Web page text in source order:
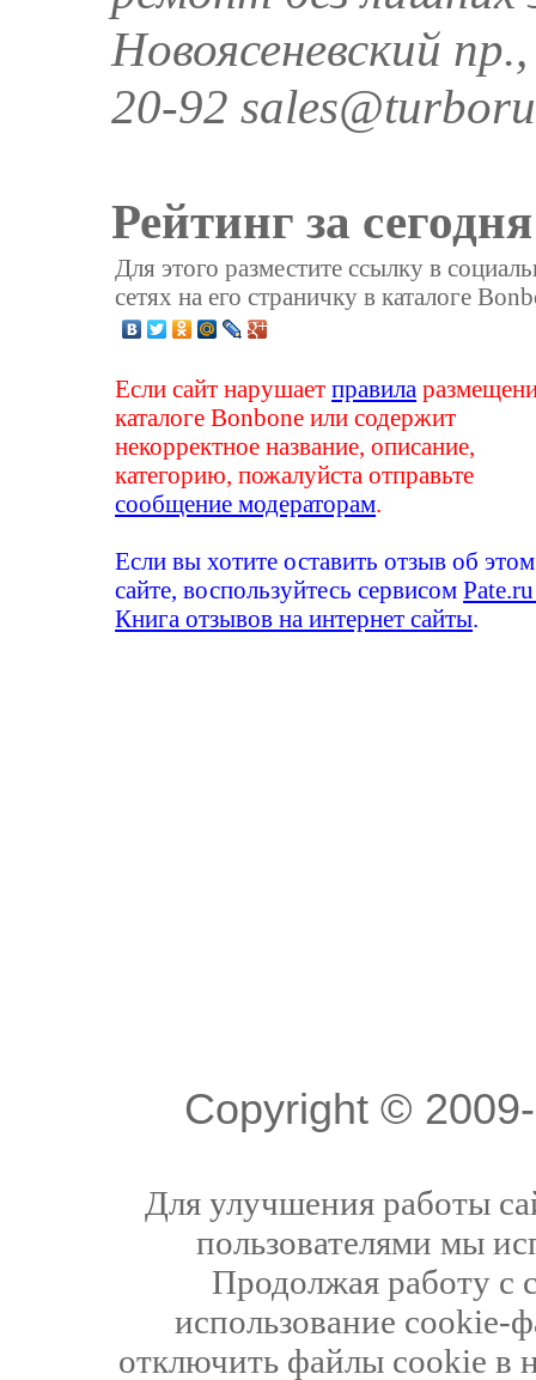
Новоясеневский
20-92
Рейтинг за
Для этого разместите ссылку в
сетях на его страничку в каталоге
Если сайт нарушаетправила
каталоге Bonbone или содержит
некорректное название, описание,
категорию, пожалуйста отправьте
сообщение модераторам
Если вы хотите оставить отзыв об этом
сайте, воспользуйтесь сервисом
Книга отзывов на интернет сайты
Copyright ©
Для улучшения работы
пользователями мы
Продолжая работу с
использование cookie-
отключить файлы cookie в